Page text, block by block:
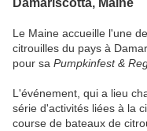
Le Maine accueille l'une
citrouilles du pays à
pour sa Pumpkinfest &
L'événement, qui a lieu
série d'activités liées à la
course de bateaux de